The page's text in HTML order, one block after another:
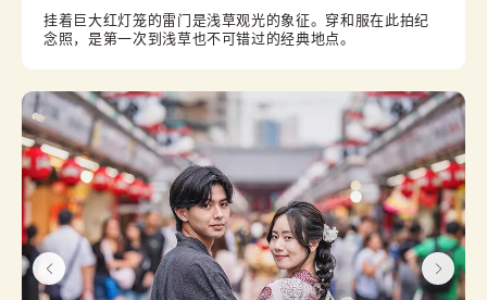
挂着巨大红灯笼的雷门是浅草观光的象征。穿和服在此拍纪
念照，是第一次到浅草也不可错过的经典地点。